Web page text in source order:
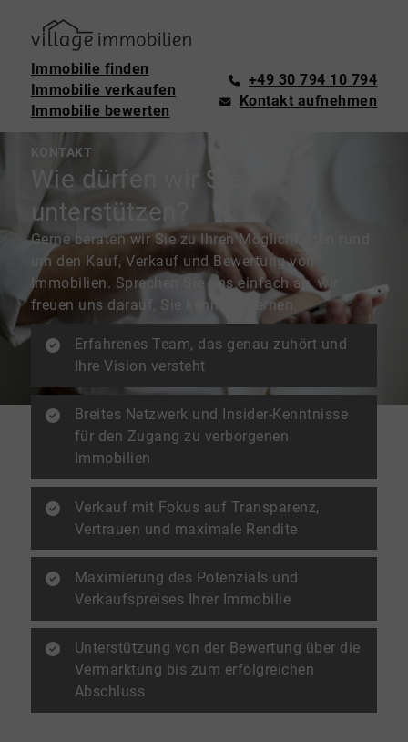
Immobilie finden
Immobilie verkaufen
Immobilie bewerten
+49 30 794 10 794
Kontakt aufnehmen
KONTAKT
Wie dürfen wir Sie
unterstützen?
Gerne beraten wir Sie zu Ihren Möglichkeiten rund
um den Kauf, Verkauf und Bewertung von
Immobilien. Sprechen Sie uns einfach an, wir
freuen uns darauf, Sie kennenzulernen.
Erfahrenes Team, das genau zuhört und
Ihre Vision versteht
Breites Netzwerk und Insider-Kenntnisse
für den Zugang zu verborgenen
Immobilien
Verkauf mit Fokus auf Transparenz,
Vertrauen und maximale Rendite
Maximierung des Potenzials und
Verkaufspreises Ihrer Immobilie
Unterstützung von der Bewertung über die
Vermarktung bis zum erfolgreichen
Abschluss